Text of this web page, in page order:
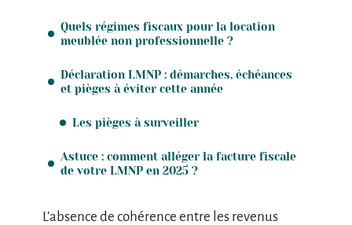
Quels régimes fiscaux pour la location
meublée non professionnelle ?
Déclaration LMNP : démarches, échéances
et pièges à éviter cette année
Les pièges à surveiller
Astuce : comment alléger la facture fiscale
de votre LMNP en 2025 ?
L’absence de cohérence entre les revenus